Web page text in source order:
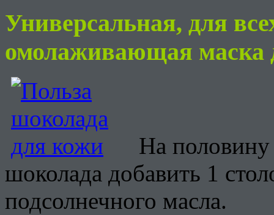
Универсальная, для
омолаживающая маска
На половину
шоколада добавить 1
подсолнечного масла.